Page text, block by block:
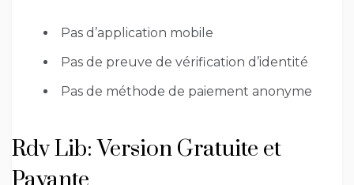
Pas d’application mobile
Pas de preuve de vérification d’identité
Pas de méthode de paiement anonyme
Rdv Lib: Version Gratuite et